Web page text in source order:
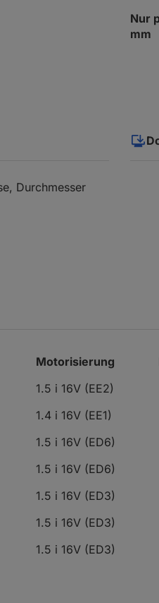
Nur
mm
Durchmesser
Motorisierung
1.5 i 16V (EE2)
1.4 i 16V (EE1)
1.5 i 16V (ED6)
1.5 i 16V (ED6)
1.5 i 16V (ED3)
1.5 i 16V (ED3)
1.5 i 16V (ED3)